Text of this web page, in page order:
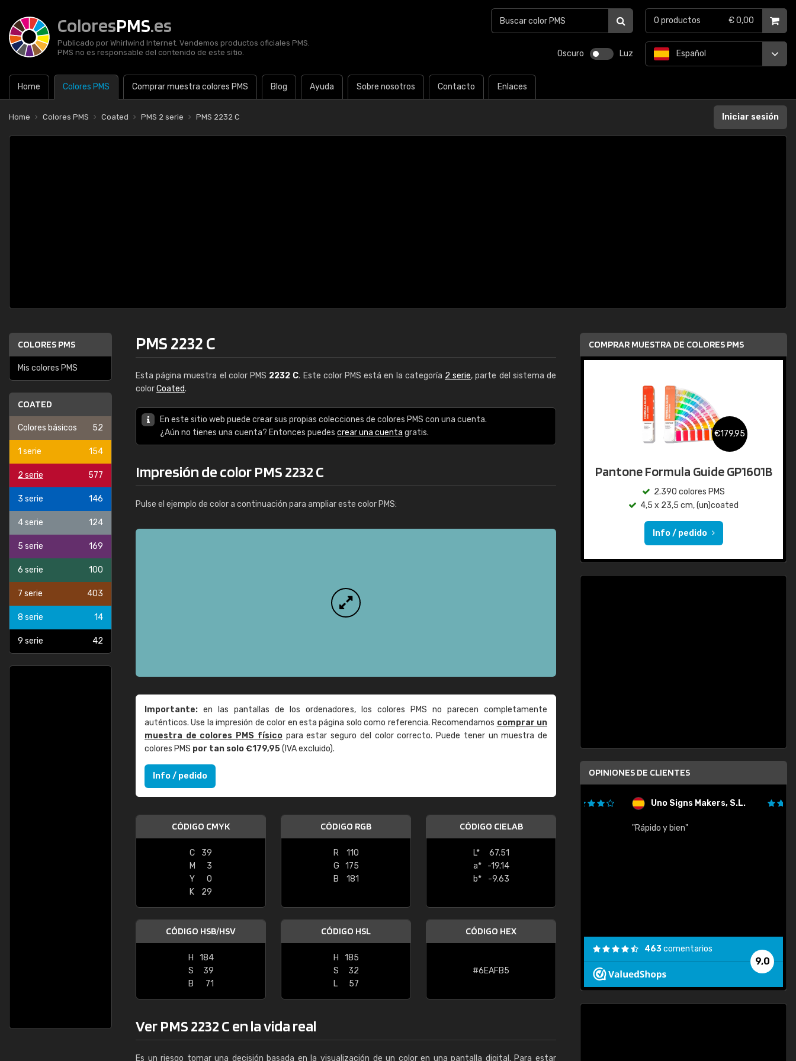
ColoresPMS.es
Publicado por Whirlwind Internet. Vendemos productos oficiales PMS.
PMS no es responsable del contenido de este sitio.
Oscuro Luz
Home Colores PMS Comprar muestra colores PMS Blog Ayuda Sobre nosotros Contacto Enlaces
Español
0 productos € 0,00
Home Colores PMS Coated PMS 2 serie PMS 2232 C Iniciar sesión
COLORES PMS
Mis colores PMS
COATED
Colores básicos 52
1 serie 154
2 serie 577
3 serie 146
4 serie 124
5 serie 169
6 serie 100
7 serie 403
8 serie 14
9 serie 42
PMS 2232 C
Esta página muestra el color PMS 2232 C. Este color PMS está en la categoría 2 serie, parte del sistema de
colorCoated.
En este sitio web puede crear sus propias colecciones de colores PMS con una cuenta.
¿Aún no tienes una cuenta? Entonces puedes crear una cuenta gratis.
Impresión de color PMS 2232 C
Pulse el ejemplo de color a continuación para ampliar este color PMS:
Importante: en las pantallas de los ordenadores, los colores PMS no parecen completamente
auténticos. Use la impresión de color en esta página solo como referencia. Recomendamos comprar un
muestra de colores PMS físicopara estar seguro del color correcto. Puede tener un muestra de
colores PMS por tan solo €179,95(IVA excluido).
Info / pedido
CÓDIGO CMYK
C
39
M
3
Y
0
K
29
CÓDIGO RGB
R
110
G
175
B
181
CÓDIGO CIELAB
L*
67.51
a*
-19.14
b*
-9.63
CÓDIGO HSB/HSV
H
184
S
39
B
71
CÓDIGO HSL
H
185
S
32
L
57
CÓDIGO HEX
#6EAFB5
Ver PMS 2232 C en la vida real
Es un riesgo tomar una decisión basada en la visualización de un color en una pantalla digital. Para estar
COMPRAR MUESTRA DE COLORES PMS
€179,95
Pantone Formula Guide GP1601B
2.390 colores PMS
4,5 x 23,5 cm, (un)coated
Info / pedido
OPINIONES DE CLIENTES
"Buen servicio. No obstante No es fácil
encontrar/comprar lo que se busca"
Uno Signs Makers, S.L.
"Rápido y bien"
9,0
463comentarios